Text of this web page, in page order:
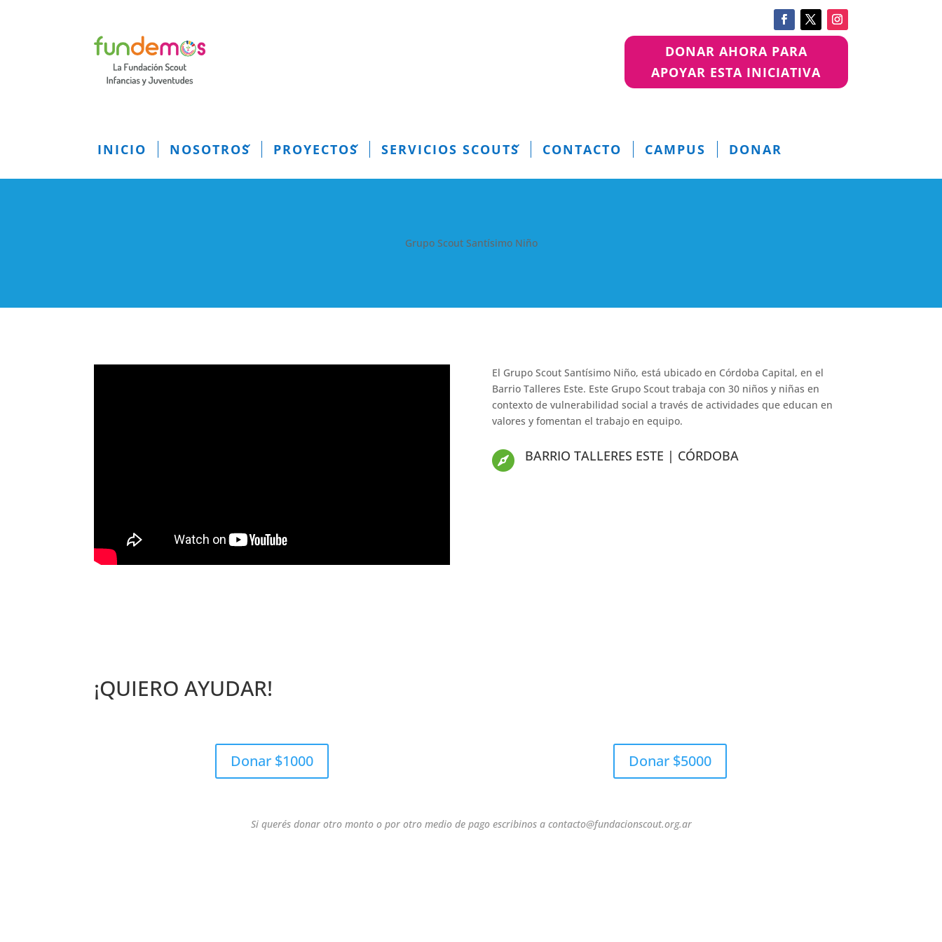
DONAR AHORA PARA
APOYAR ESTA INICIATIVA
INICIO NOSOTROS PROYECTOS SERVICIOS SCOUTS CONTACTO CAMPUS DONAR
Grupo Scout Santísimo Niño
El Grupo Scout Santísimo Niño, está ubicado en Córdoba Capital, en el
Barrio Talleres Este. Este Grupo Scout trabaja con 30 niños y niñas en
contexto de vulnerabilidad social a través de actividades que educan en
valores y fomentan el trabajo en equipo.
 BARRIO TALLERES ESTE | CÓRDOBA
¡QUIERO AYUDAR!
Donar $1000 Donar $5000
Si querés donar otro monto o por otro medio de pago escribinos a contacto@fundacionscout.org.ar